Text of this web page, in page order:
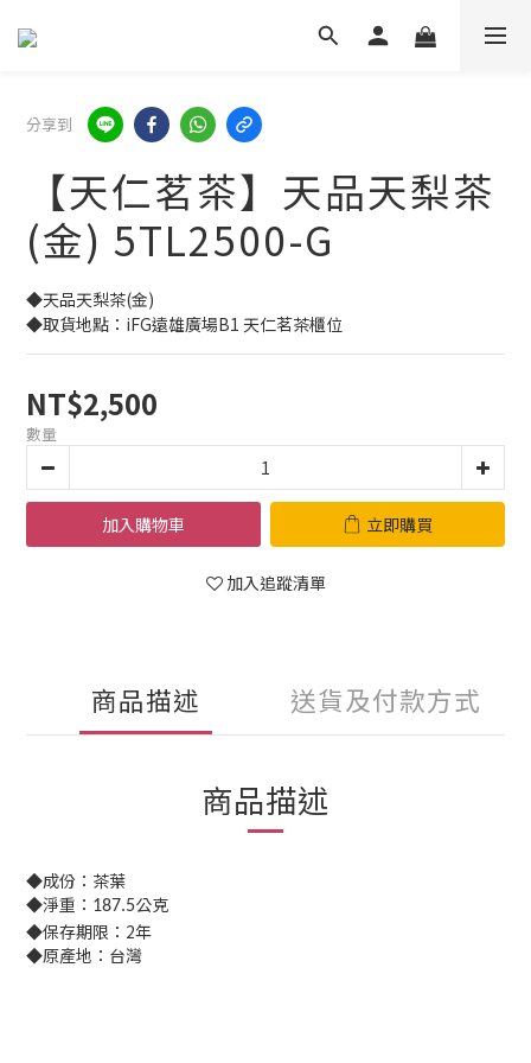
分享到
【天仁茗茶】天品天梨茶
(金) 5TL2500-G
◆天品天梨茶(金)
◆取貨地點：iFG遠雄廣場B1 天仁茗茶櫃位
NT$2,500
數量
加入購物車 立即購買
加入追蹤清單
商品描述 送貨及付款方式
商品描述
◆成份：茶葉
◆淨重： 187.5公克
◆保存期限：2年
◆原產地：台灣